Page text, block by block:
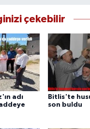
çekebilir
adı
Bitlis'te
son buldu